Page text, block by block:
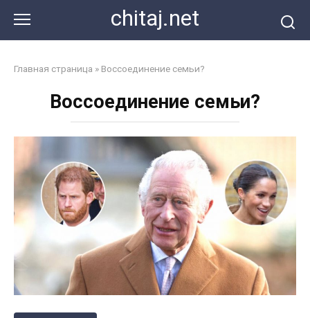
контенту
chitaj.net
Главная страница » Воссоединение семьи?
Воссоединение семьи?